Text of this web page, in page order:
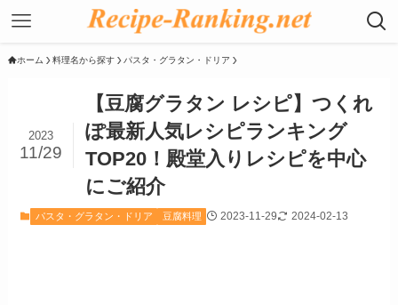
ホーム 料理名から探す パスタ・グラタン・ドリア
【豆腐グラタン レシピ】つくれ
ぽ最新人気レシピランキング
TOP20！殿堂入りレシピを中心
にご紹介
2023
11/29
パスタ・グラタン・ドリア 豆腐料理 2023-11-29 2024-02-13